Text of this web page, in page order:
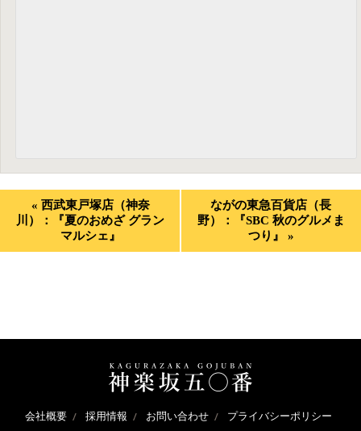
« 西武東戸塚店（神奈
川）：『夏のおめざ グラン
マルシェ』
ながの東急百貨店（長
野）：『SBC 秋のグルメま
つり』 »
会社概要 採用情報 お問い合わせ プライバシーポリシー